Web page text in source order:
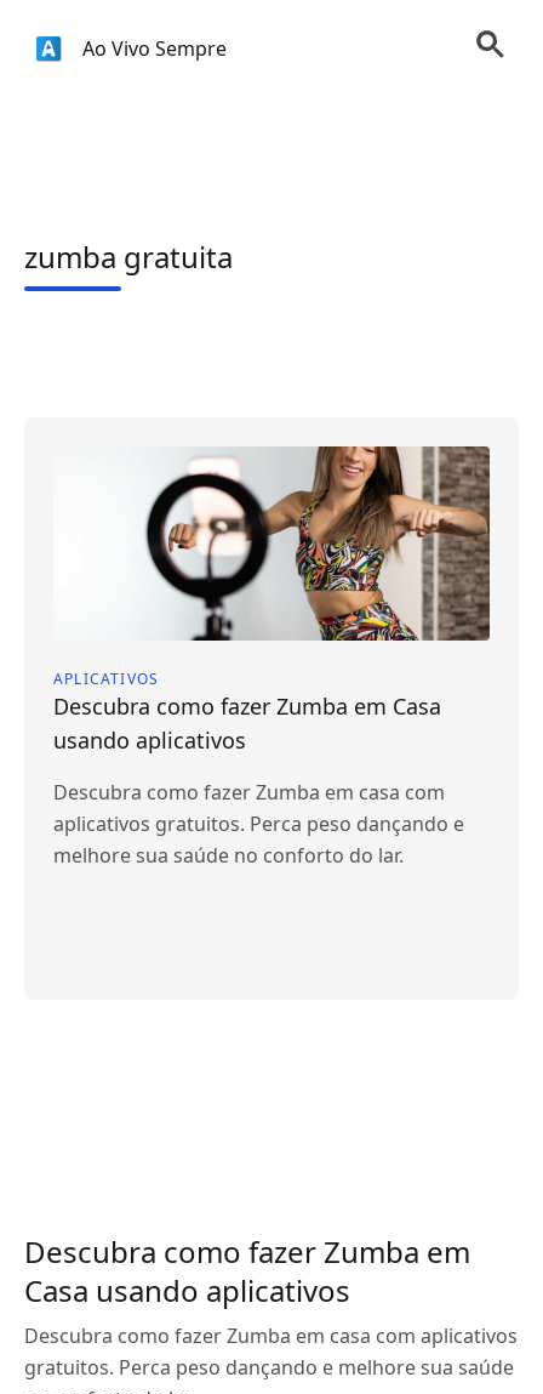
Ao Vivo Sempre
zumba gratuita
APLICATIVOS
Descubra como fazer Zumba em Casa
usando aplicativos
Descubra como fazer Zumba em casa com
aplicativos gratuitos. Perca peso dançando e
melhore sua saúde no conforto do lar.
Descubra como fazer Zumba em
Casa usando aplicativos
Descubra como fazer Zumba em casa com aplicativos
gratuitos. Perca peso dançando e melhore sua saúde